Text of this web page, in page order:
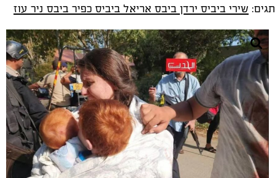
תגים: שירי ביביס ירדן ביבס אריאל ביביס כפיר ביבס ניר עוז